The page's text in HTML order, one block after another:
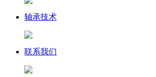
轴承技术
联系我们